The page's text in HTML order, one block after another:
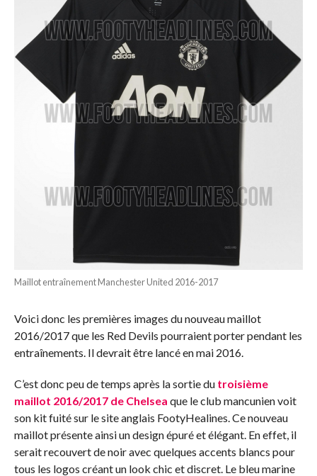
Maillot entraînement Manchester United 2016-2017
Voici donc les premières images du nouveau maillot
2016/2017 que les Red Devils pourraient porter pendant les
entraînements. Il devrait être lancé en mai 2016.
C’est donc peu de temps après la sortie du troisième
maillot 2016/2017 de Chelsea que le club mancunien voit
son kit fuité sur le site anglais FootyHealines. Ce nouveau
maillot présente ainsi un design épuré et élégant. En effet, il
serait recouvert de noir avec quelques accents blancs pour
tous les logos créant un look chic et discret. Le bleu marine